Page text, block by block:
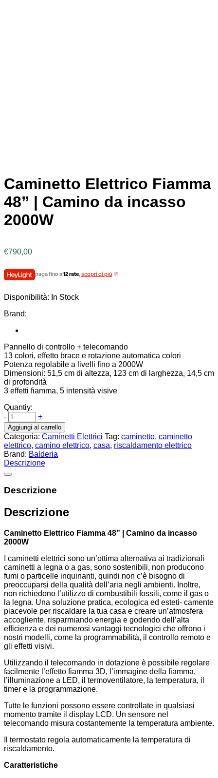
Caminetto Elettrico Fiamma
48” | Camino da incasso
2000W
€790,00
paga fino a12 rate, scopri di più
Disponibilità: In Stock
Brand:
Pannello di controllo + telecomando
13 colori, effetto brace e rotazione automatica colori
Potenza regolabile a livelli fino a 2000W
Dimensioni: 51,5 cm di altezza, 123 cm di larghezza, 14,5 cm
di profondità
3 effetti fiamma, 5 intensità visive
Quantiy:
-
+
Aggiungi al carrello
Categoria: Caminetti Elettrici Tag: caminetto, caminetto
elettrico, camino elettrico, casa, riscaldamento elettrico
Brand: Balderia
Descrizione
Descrizione
Descrizione
Caminetto Elettrico Fiamma 48” | Camino da incasso
2000W
I caminetti elettrici sono un’ottima alternativa ai tradizionali
caminetti a legna o a gas, sono sostenibili, non producono
fumi o particelle inquinanti, quindi non c’è bisogno di
preoccuparsi della qualità dell’aria negli ambienti. Inoltre,
non richiedono l’utilizzo di combustibili fossili, come il gas o
la legna. Una soluzione pratica, ecologica ed esteti- camente
piacevole per riscaldare la tua casa e creare un’atmosfera
accogliente, risparmiando energia e godendo dell’alta
efficienza e dei numerosi vantaggi tecnologici che offrono i
nostri modelli, come la programmabilità, il controllo remoto e
gli effetti visivi.
Utilizzando il telecomando in dotazione è possibile regolare
facilmente l’effetto fiamma 3D, l’immagine della fiamma,
l’illuminazione a LED, il termoventilatore, la temperatura, il
timer e la programmazione.
Tutte le funzioni possono essere controllate in qualsiasi
momento tramite il display LCD. Un sensore nel
telecomando misura costantemente la temperatura ambiente.
Il termostato regola automaticamente la temperatura di
riscaldamento.
Caratteristiche